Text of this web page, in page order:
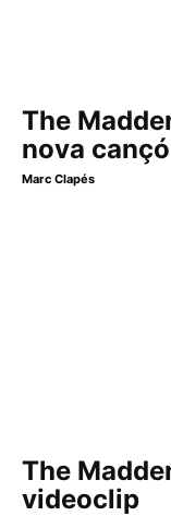
The
nova cançó
Marc Clapés
The
videoclip